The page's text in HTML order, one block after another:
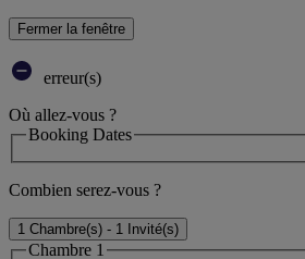
Fermer la fenêtre
erreur(s)
Où allez-vous ?
Booking Dates
Combien serez-vous ?
1 Chambre(s) - 1 Invité(s)
Chambre 1